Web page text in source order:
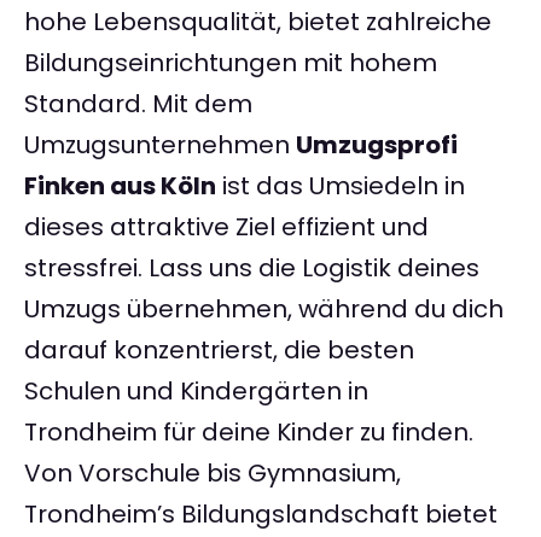
hohe Lebensqualität, bietet zahlreiche
Bildungseinrichtungen mit hohem
Standard. Mit dem
Umzugsunternehmen Umzugsprofi
Finken aus Köln ist das Umsiedeln in
dieses attraktive Ziel effizient und
stressfrei. Lass uns die Logistik deines
Umzugs übernehmen, während du dich
darauf konzentrierst, die besten
Schulen und Kindergärten in
Trondheim für deine Kinder zu finden.
Von Vorschule bis Gymnasium,
Trondheim’s Bildungslandschaft bietet